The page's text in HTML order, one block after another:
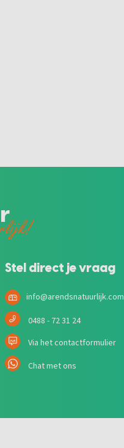
Stel direct je vraag
info@arendsnatuurlijk.com
0488 - 72 31 24
Via het contactformulier
Chat met ons